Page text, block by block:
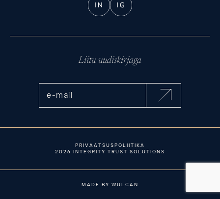
EE EN
Liitu uudiskirjaga
2026 INTEGRITY TRUST SOLUTIONS
PRIVAATSUSPOLIITIKA
MADE BY WULCAN